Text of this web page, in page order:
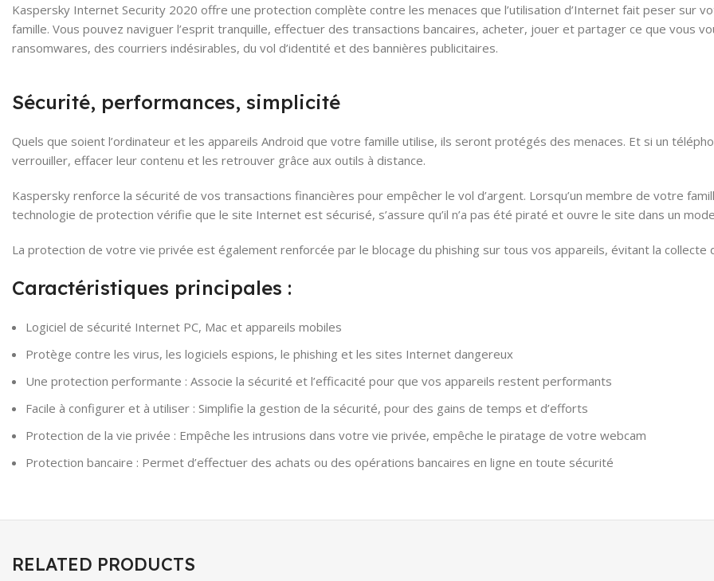
Kaspersky Internet Security 2020 offre une protection complète contre les menaces que l’utilisation d’Internet fait peser
famille. Vous pouvez naviguer l’esprit tranquille, effectuer des transactions bancaires, acheter, jouer et partager ce que vous
ransomwares, des courriers indésirables, du vol d’identité et des bannières publicitaires.
Sécurité, performances, simplicité
Quels que soient l’ordinateur et les appareils Android que votre famille utilise, ils seront protégés des menaces. Et si un
verrouiller, effacer leur contenu et les retrouver grâce aux outils à distance.
Kaspersky renforce la sécurité de vos transactions financières pour empêcher le vol d’argent. Lorsqu’un membre de votre
technologie de protection vérifie que le site Internet est sécurisé, s’assure qu’il n’a pas été piraté et ouvre le site dans un
La protection de votre vie privée est également renforcée par le blocage du phishing sur tous vos appareils, évitant la collecte
Caractéristiques principales :
Logiciel de sécurité Internet PC, Mac et appareils mobiles
Protège contre les virus, les logiciels espions, le phishing et les sites Internet dangereux
Une protection performante : Associe la sécurité et l’efficacité pour que vos appareils restent performants
Facile à configurer et à utiliser : Simplifie la gestion de la sécurité, pour des gains de temps et d’efforts
Protection de la vie privée : Empêche les intrusions dans votre vie privée, empêche le piratage de votre webcam
Protection bancaire : Permet d’effectuer des achats ou des opérations bancaires en ligne en toute sécurité
RELATED PRODUCTS